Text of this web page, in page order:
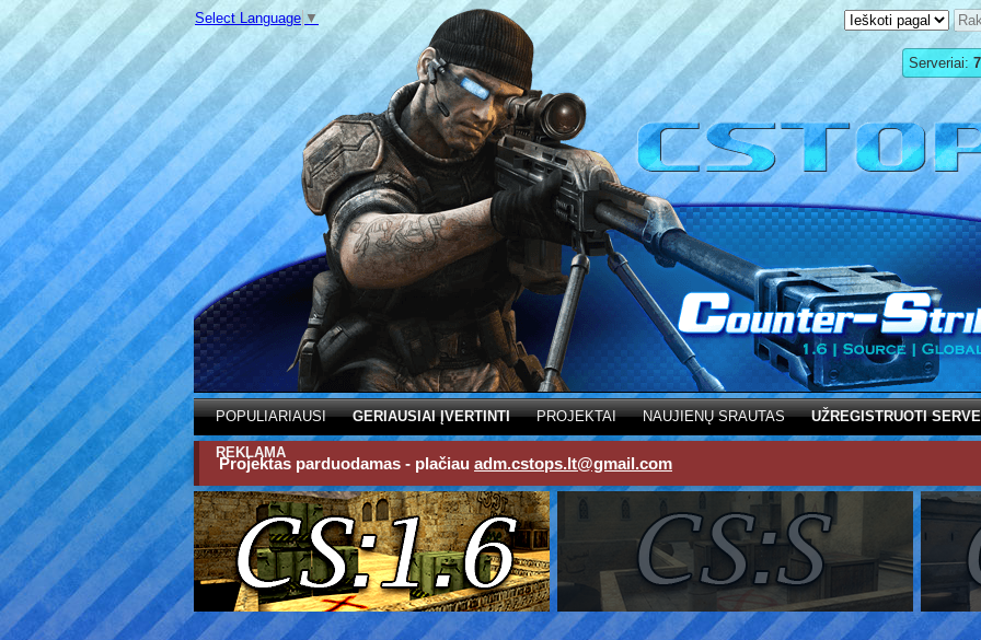
Select Language ▼
Serveriai:
POPULIARIAUSI GERIAUSIAI ĮVERTINTI PROJEKTAI NAUJIENŲ SRAUTAS UŽREGISTRUOTI
REKLAMA
Projektas parduodamas - plačiau adm.cstops.lt@gmail.com